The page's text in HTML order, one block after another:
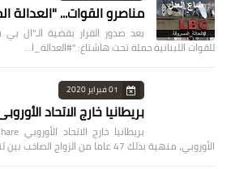
مناصرو القوات... "العدالة
بعد صدور القرار بقضية الـ"ال
للقوات اللبنانية حملة تحت هاشتاغ: "#العدالة_ا…
01 فبراير 2020
بريطانيا خارج الاتحاد
الأوروبي، منهية بذلك 47 عاما من الزواج الصاخب بين لند…